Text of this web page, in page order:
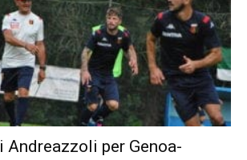
Andreazzoli per Genoa-